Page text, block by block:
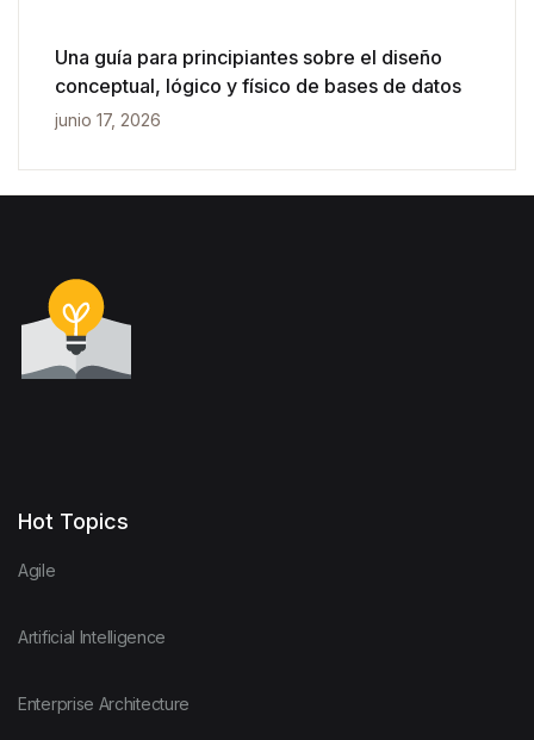
Una guía para principiantes sobre el diseño
conceptual, lógico y físico de bases de datos
junio 17, 2026
Hot Topics
Agile
Artificial Intelligence
Enterprise Architecture